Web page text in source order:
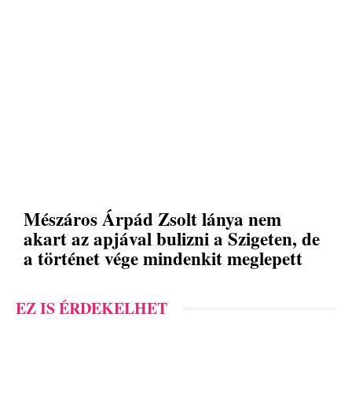
Mészáros Árpád Zsolt lánya nem
akart az apjával bulizni a Szigeten, de
a történet vége mindenkit meglepett
EZ IS ÉRDEKELHET